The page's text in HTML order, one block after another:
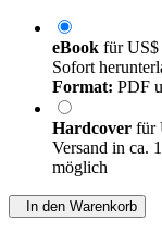
eBook fürUS$
Sofort
Format: PDF
Hardcover für
Versand in ca.
möglich
In den Warenkorb